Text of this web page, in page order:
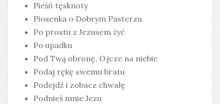
Pieśń tęsknoty
Piosenka o Dobrym Pasterzu
Po prostu z Jezusem żyć
Po upadku
Pod Twą obronę, Ojcze na niebie
Podaj rękę swemu bratu
Podejdź i zobacz chwałę
Podnieś mnie Jezu